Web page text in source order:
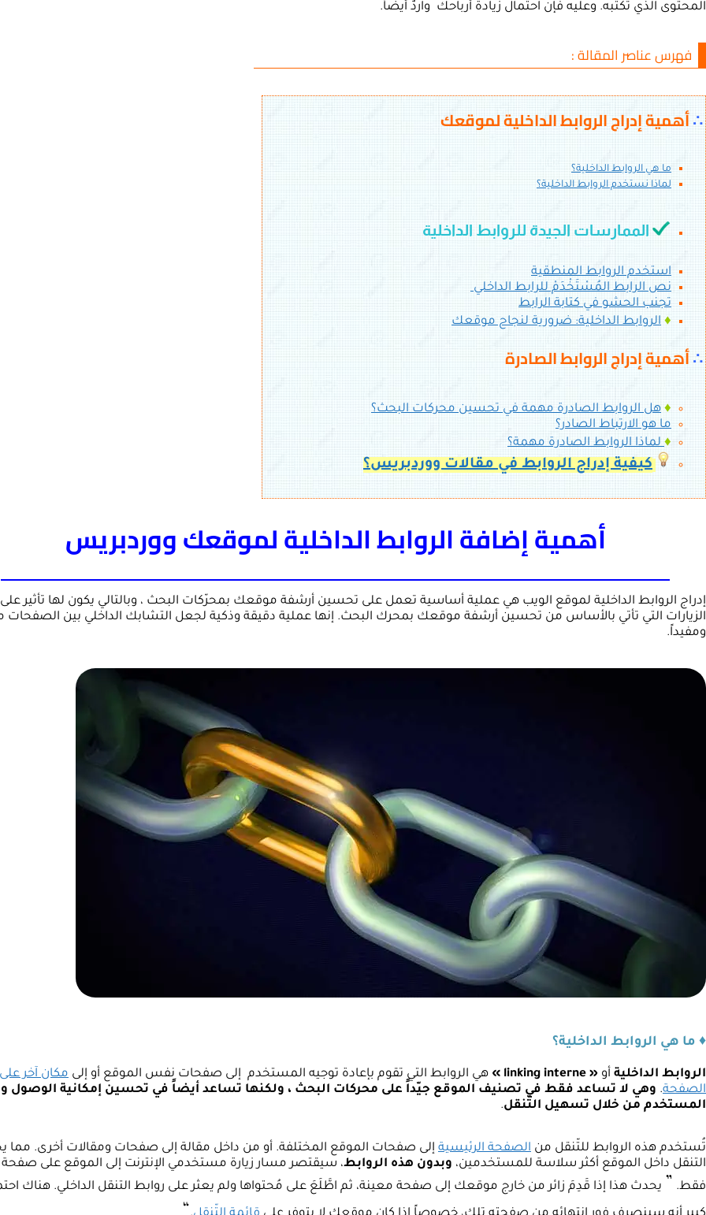
المحتوى الذي تكتبه. وعليه فإن احتمال زيادة أرباحك واردٌ أيضاً.
فهرس عناصر المقالة :
∴أهمية إدراج الروابط الداخلية لموقعك
ما هي الروابط الداخلية؟
لماذا نستخدم الروابط الداخلية؟
الممارسات الجيدة للروابط الداخلية
استخدم الروابط المنطقية
نص الرابط المُسْتَخْدَمْ للرابط الداخلي
تجنب الحشو في كتابة الرابط
♦ الروابط الداخلية: ضرورية لنجاح موقعك
∴أهمية إدراج الروابط الصادرة
♦ هل الروابط الصادرة مهمة في تحسين محركات البحث؟
ما هو الارتباط الصادر؟
♦لماذا الروابط الصادرة مهمة؟
كيفية إدراج الروابط في مقالات ووردبريس؟
أهمية إضافة الروابط الداخلية لموقعك ووردبريس
إدراج الروابط الداخلية لموقع الويب هي عملية أساسية تعمل على تحسين أرشفة موقعك بمحرّكات البحث ، وبالتالي يكون لها تأثير على
الزيارات التي تأتي بالأساس من تحسين أرشفة موقعك بمحرك البحث. إنها عملية دقيقة وذكية لجعل التشابك الداخلي بين الصفحات
ومفيداً.
♦ ما هي الروابط الداخلية؟
الروابط الداخلية أو « linking interne » هي الروابط التي تقوم بإعادة توجيه المستخدم إلى صفحات نفس الموقع أو إلى مكان آخر
الصفحة. وهي لا تساعد فقط في تصنيف الموقع جيّداً على محركات البحث ، ولكنها تساعد أيضاً في تحسين إمكانية الوصول
المستخدم من خلال تسهيل التّنقل.
تُستخدم هذه الروابط للتّنقل من الصفحة الرئيسية إلى صفحات الموقع المختلفة. أو من داخل مقالة إلى صفحات ومقالات أخرى. مما
التنقل داخل الموقع أكثر سلاسة للمستخدمين، وبدون هذه الروابط، سيقتصر مسار زيارة مستخدمي الإنترنت إلى الموقع على صفحة
فقط. ” يحدث هذا إذا قَدِمَ زائر من خارج موقعك إلى صفحة معينة، ثم اطَّلَعَ على مُحتواها ولم يعثر على روابط التنقل الداخلي. هناك